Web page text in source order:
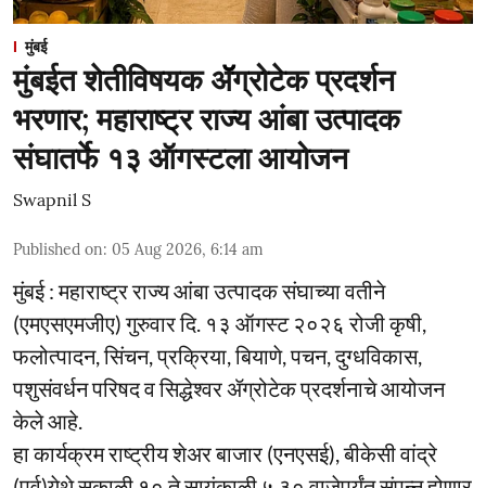
मुंबई
मुंबईत शेतीविषयक ॲॅग्रोटेक प्रदर्शन
भरणार; महाराष्ट्र राज्य आंबा उत्पादक
संघातर्फे १३ ऑगस्टला आयोजन
Swapnil S
Published on: 05 Aug 2026, 6:14 am
मुंबई : महाराष्ट्र राज्य आंबा उत्पादक संघाच्या वतीने
(एमएसएमजीए) गुरुवार दि. १३ ऑगस्ट २०२६ रोजी कृषी,
फलोत्पादन, सिंचन, प्रक्रिया, बियाणे, पचन, दुग्धविकास,
पशुसंवर्धन परिषद व सिद्धेश्वर ॲग्रोटेक प्रदर्शनाचे आयोजन
केले आहे.
हा कार्यक्रम राष्ट्रीय शेअर बाजार (एनएसई), बीकेसी वांद्रे